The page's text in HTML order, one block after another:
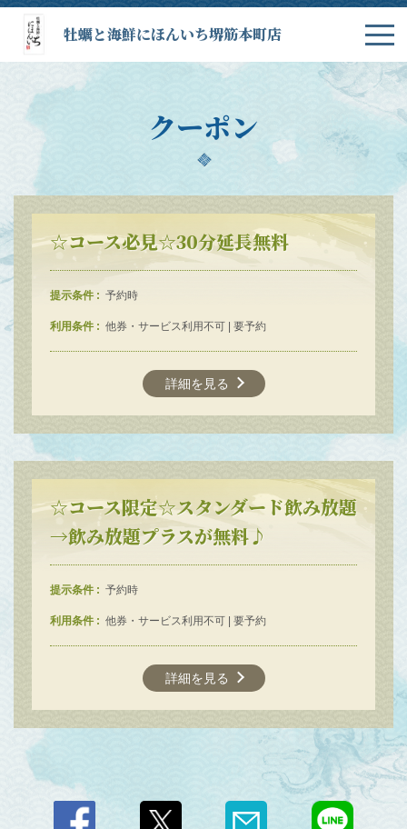
牡蠣と海鮮にほんいち堺筋本町店
クーポン
☆コース必見☆30分延長無料
提示条件 予約時
利用条件 他券・サービス利用不可 | 要予約
詳細を見る
☆コース限定☆スタンダード飲み放題
→飲み放題プラスが無料♪
提示条件 予約時
利用条件 他券・サービス利用不可 | 要予約
詳細を見る
大阪府大阪市中央区南本町２-1-3
https://akr7889346896.owst.jp/coupons